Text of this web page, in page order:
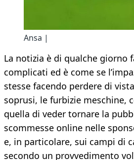
Ansa |
La notizia è di qualche giorno
complicati ed è come se
stesse facendo perdere di
soprusi, le furbizie meschine,
quella di veder tornare la
scommesse online nelle
e, in particolare, sui campi di
secondo un provvedimento